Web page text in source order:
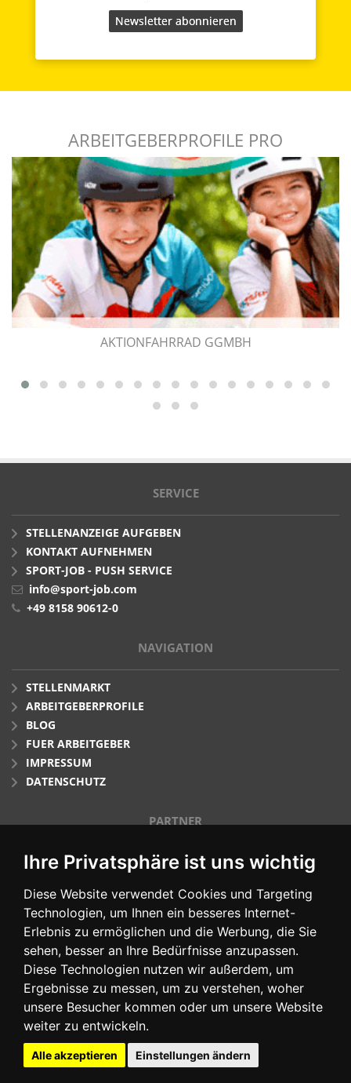
Ihre Privatsphäre ist uns wichtig
Diese Website verwendet Cookies und Targeting
Technologien, um Ihnen ein besseres Internet-
Erlebnis zu ermöglichen und die Werbung, die Sie
sehen, besser an Ihre Bedürfnisse anzupassen.
Diese Technologien nutzen wir außerdem, um
Ergebnisse zu messen, um zu verstehen, woher
unsere Besucher kommen oder um unsere Website
weiter zu entwickeln.
Alle akzeptieren Einstellungen ändern
Newsletter abonnieren
ARBEITGEBERPROFILE PRO
AKTIONFAHRRAD GGMBH
SERVICE
STELLENANZEIGE AUFGEBEN
KONTAKT AUFNEHMEN
SPORT-JOB - PUSH SERVICE
info@sport-job.com
+49 8158 90612-0
NAVIGATION
STELLENMARKT
ARBEITGEBERPROFILE
BLOG
FUER ARBEITGEBER
IMPRESSUM
DATENSCHUTZ
PARTNER
SOCIAL MEDIA
Facebook
LinkedIn
Instagram
Cookie Präferenzen